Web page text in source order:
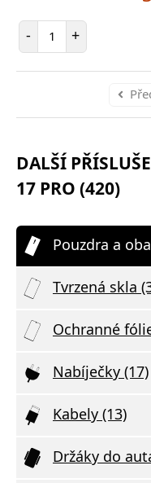
- Počet položek
+
DALŠÍ
17 PRO (420)
Pouzdra a
Tvrzená skla
Ochranné
Nabíječky (17)
Kabely (13)
Držáky do